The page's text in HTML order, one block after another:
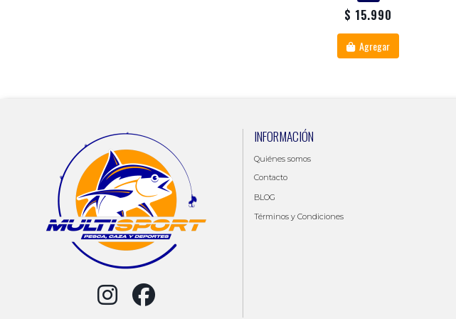
$ 15.990
Agregar
INFORMACIÓN
Quiénes somos
Contacto
BLOG
Términos y Condiciones